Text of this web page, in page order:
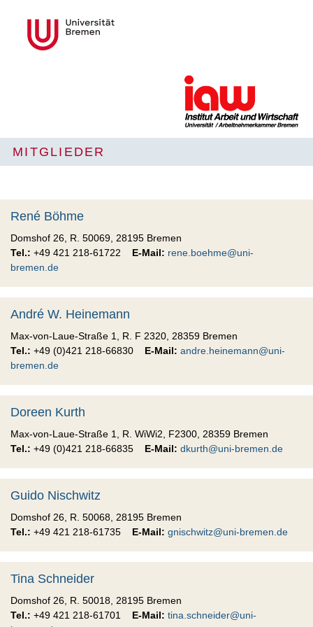
MITGLIEDER
René Böhme
Domshof 26, R. 50069, 28195 Bremen
Tel.: +49 421 218-61722 E-Mail: rene.boehme@uni-
bremen.de
André W. Heinemann
Max-von-Laue-Straße 1, R. F 2320, 28359 Bremen
Tel.: +49 (0)421 218-66830 E-Mail: andre.heinemann@uni-
bremen.de
Doreen Kurth
Max-von-Laue-Straße 1, R. WiWi2, F2300, 28359 Bremen
Tel.: +49 (0)421 218-66835 E-Mail: dkurth@uni-bremen.de
Guido Nischwitz
Domshof 26, R. 50068, 28195 Bremen
Tel.: +49 421 218-61735 E-Mail: gnischwitz@uni-bremen.de
Tina Schneider
Domshof 26, R. 50018, 28195 Bremen
Tel.: +49 421 218-61701 E-Mail: tina.schneider@uni-